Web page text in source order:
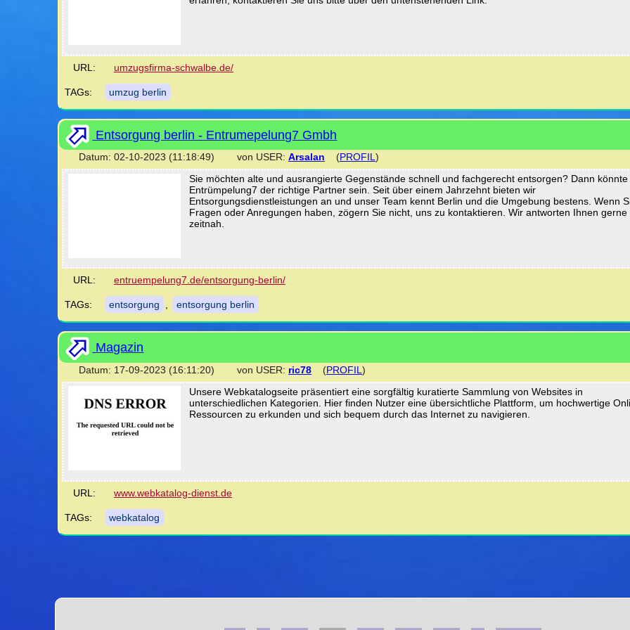
URL: umzugsfirma-schwalbe.de/
TAGs: umzug berlin
Entsorgung berlin - Entrumepelung7 Gmbh
Datum: 02-10-2023 (11:18:49) von USER: Arsalan (PROFIL)
Sie möchten alte und ausrangierte Gegenstände schnell und fachgerecht entsorgen? Dann könnte
Entrümpelung7 der richtige Partner sein. Seit über einem Jahrzehnt bieten wir
Entsorgungsdienstleistungen an und unser Team kennt Berlin und die Umgebung bestens. Wenn
Fragen oder Anregungen haben, zögern Sie nicht, uns zu kontaktieren. Wir antworten Ihnen gerne
zeitnah.
URL: entruempelung7.de/entsorgung-berlin/
TAGs: entsorgung entsorgung berlin
Magazin
Datum: 17-09-2023 (16:11:20) von USER: ric78 (PROFIL )
Unsere Webkatalogseite präsentiert eine sorgfältig kuratierte Sammlung von Websites in
unterschiedlichen Kategorien. Hier finden Nutzer eine übersichtliche Plattform, um hochwertige
Ressourcen zu erkunden und sich bequem durch das Internet zu navigieren.
URL: www.webkatalog-dienst.de
TAGs: webkatalog